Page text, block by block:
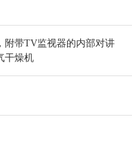
附带TV监视器的内部对讲
干燥机